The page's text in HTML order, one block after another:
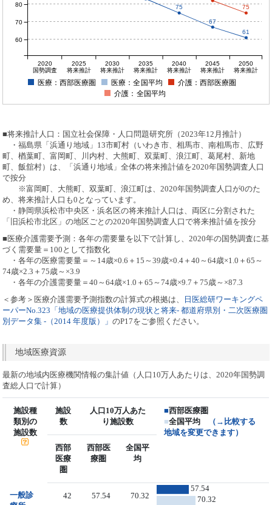
75
67
61
75
2020
国勢調査
2025
将来推計
2030
将来推計
2035
将来推計
2040
将来推計
2045
将来推計
2050
将来推計
60
70
80
医療：西部医療圏 医療：全国平均
介護：西部医療圏
介護：全国平均
■将来推計人口：国立社会保障・人口問題研究所（2023年12月推計）
・福島県「浜通り地域」13市町村（いわき市、相馬市、南相馬市、広野
町、楢葉町、富岡町、川内村、大熊町、双葉町、浪江町、葛尾村、新地
町、飯舘村）は、「浜通り地域」全体の将来推計値を2020年国勢調査人口
で按分
※富岡町、大熊町、双葉町、浪江町は、2020年国勢調査人口が0のた
め、将来推計人口も0となっています。
・静岡県浜松市中央区・浜名区の将来推計人口は、両区に分割された
「旧浜松市北区」の地区ごとの2020年国勢調査人口で将来推計値を按分
■医療介護需要予測：各年の需要量を以下で計算し、2020年の国勢調査に基
づく需要量＝100として指数化
・各年の医療需要量＝～14歳×0.6＋15～39歳×0.4＋40～64歳×1.0＋65～
74歳×2.3＋75歳～×3.9
・各年の介護需要量＝40～64歳×1.0＋65～74歳×9.7＋75歳～×87.3
＜参考＞医療介護需要予測指数の計算式の根拠は、
日医総研ワーキングペ
ーパーNo.323「地域の医療提供体制の現状と将来- 都道府県別・二次医療圏
別データ集 -（2014 年度版）」のP17をご参照ください。
地域医療資源
最新の地域内医療機関情報の集計値（人口10万人あたりは、2020年国勢調
査総人口で計算）
施設種
類別の
施設数
施設
数
人口10万人あた
り施設数
■西部医療圏
■全国平均
（→比較する
地域を変更できます）
西部
医療
圏
西部医
療圏
全国平
均
一般診
42 57.54 70.32
57.54
70.32